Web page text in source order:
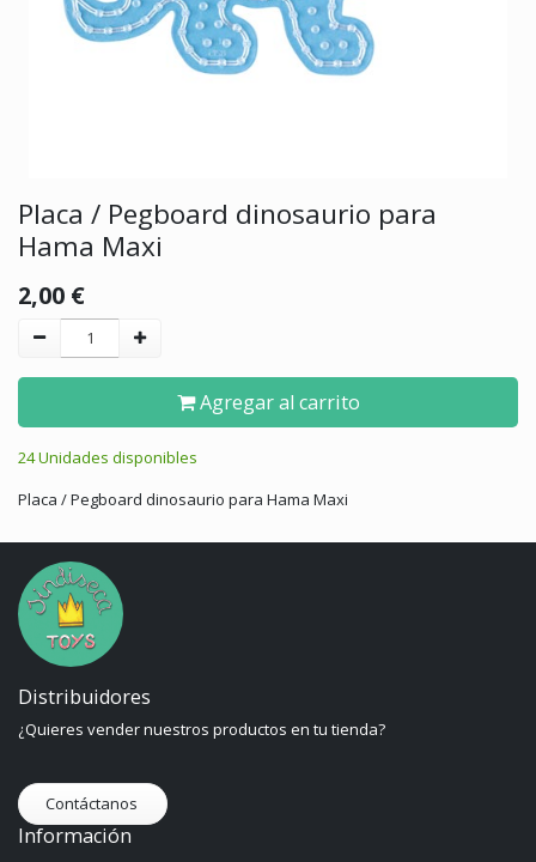
Placa / Pegboard dinosaurio para
Hama Maxi
2,00 €
Agregar al carrito
24 Unidades disponibles
Placa / Pegboard dinosaurio para Hama Maxi
Distribuidores
¿Quieres vender nuestros productos en tu tienda?
Contáctanos
Información